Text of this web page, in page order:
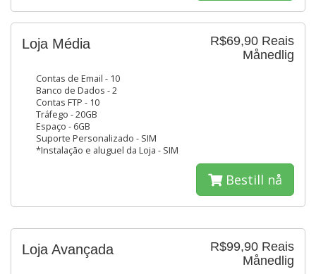
R$69,90 Reais
Månedlig
Loja Média
Contas de Email - 10
Banco de Dados - 2
Contas FTP - 10
Tráfego - 20GB
Espaço - 6GB
Suporte Personalizado - SIM
*Instalação e aluguel da Loja - SIM
Bestill nå
R$99,90 Reais
Månedlig
Loja Avançada